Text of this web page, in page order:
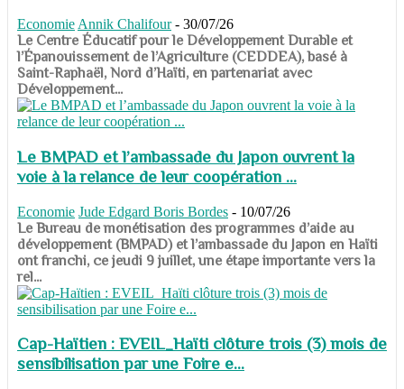
Economie Annik Chalifour - 30/07/26
​​​​​​​Le Centre Éducatif pour le Développement Durable et
l’Épanouissement de l’Agriculture (CEDDEA), basé à
Saint-Raphaël, Nord d’Haïti, en partenariat avec
Développement...
Le BMPAD et l’ambassade du Japon ouvrent la
voie à la relance de leur coopération ...
Economie Jude Edgard Boris Bordes - 10/07/26
​​​​​​​Le Bureau de monétisation des programmes d’aide au
développement (BMPAD) et l’ambassade du Japon en Haïti
ont franchi, ce jeudi 9 juillet, une étape importante vers la
rel...
Cap-Haïtien : EVEIL_Haïti clôture trois (3) mois de
sensibilisation par une Foire e...